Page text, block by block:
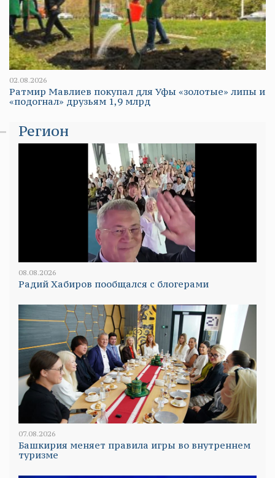
02.08.2026
Ратмир Мавлиев покупал для Уфы «золотые» липы и
«подогнал» друзьям 1,9 млрд
Регион
08.08.2026
Радий Хабиров пообщался с блогерами
07.08.2026
Башкирия меняет правила игры во внутреннем
туризме